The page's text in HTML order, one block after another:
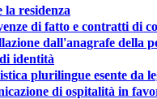
la residenza
di fatto e contratti di
dall'anagrafe della
identità
plurilingue esente da
di ospitalità in